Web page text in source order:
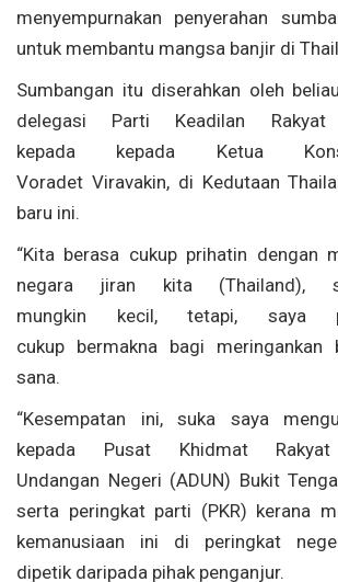
menyempurnakan penyerahan
untuk membantu mangsa banjir di
Sumbangan itu diserahkan oleh
delegasi Parti Keadilan
kepada kepada Ketua
Voradet Viravakin, di Kedutaan
baru ini.
“Kita berasa cukup prihatin dengan
negara jiran kita (Thailand),
mungkin kecil, tetapi, saya
cukup bermakna bagi meringankan
sana.
“Kesempatan ini, suka saya
kepada Pusat Khidmat
Undangan Negeri (ADUN) Bukit
serta peringkat parti (PKR) kerana
kemanusiaan ini di peringkat
dipetik daripada pihak penganjur.